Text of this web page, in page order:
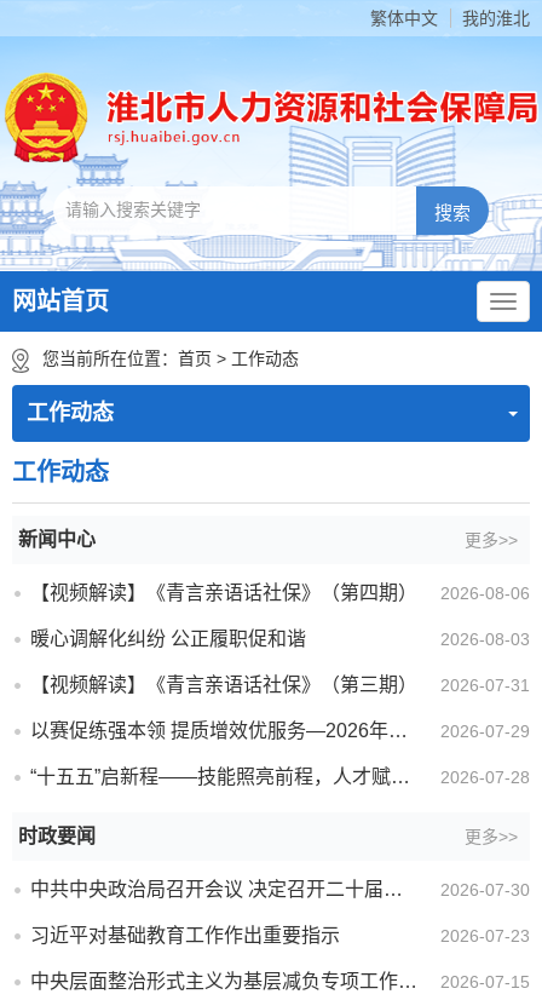
繁体中文 我的淮北
网站首页
您当前所在位置： 首页 > 工作动态
工作动态
工作动态
新闻中心 更多>>
【视频解读】《青言亲语话社保》（第四期） 2026-08-06
暖心调解化纠纷 公正履职促和谐 2026-08-03
【视频解读】《青言亲语话社保》（第三期） 2026-07-31
以赛促练强本领 提质增效优服务—2026年淮北市公共就业服务专项业务竞赛暨公共就业服务机构岗位练兵活动... 2026-07-29
“十五五”启新程——技能照亮前程，人才赋能未来 2026-07-28
时政要闻 更多>>
中共中央政治局召开会议 决定召开二十届五中全会 分析研究当前经济形势和经济工作 中共中央总书记习近平... 2026-07-30
习近平对基础教育工作作出重要指示 2026-07-23
中央层面整治形式主义为基层减负专项工作机制办公室 中央纪委办公厅 公开通报3起整治形式主义为基层减负... 2026-07-15